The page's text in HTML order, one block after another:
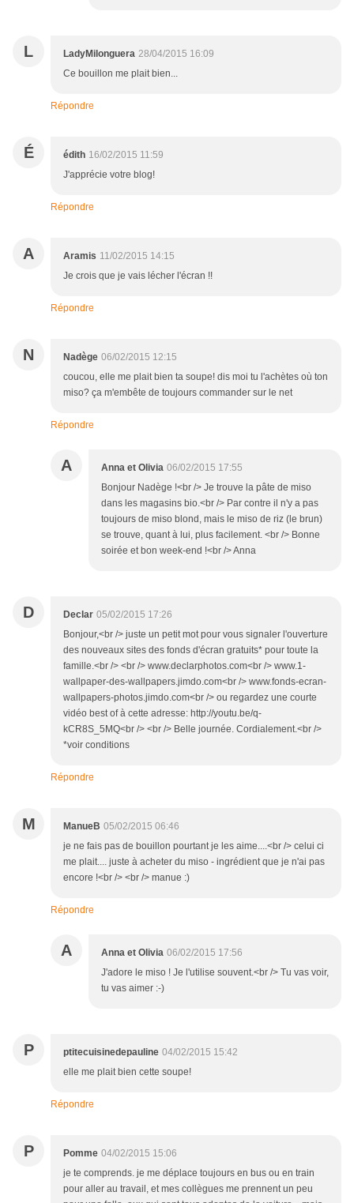
L LadyMilonguera 28/04/2015 16:09
Ce bouillon me plait bien...
Répondre
É édith 16/02/2015 11:59
J'apprécie votre blog!
Répondre
A Aramis 11/02/2015 14:15
Je crois que je vais lécher l'écran !!
Répondre
N Nadège 06/02/2015 12:15
coucou, elle me plait bien ta soupe! dis moi tu l'achètes où ton
miso? ça m'embête de toujours commander sur le net
Répondre
A Anna et Olivia 06/02/2015 17:55
Bonjour Nadège !<br /> Je trouve la pâte de miso
dans les magasins bio.<br /> Par contre il n'y a pas
toujours de miso blond, mais le miso de riz (le brun)
se trouve, quant à lui, plus facilement. <br /> Bonne
soirée et bon week-end !<br /> Anna
D Declar 05/02/2015 17:26
Bonjour,<br /> juste un petit mot pour vous signaler l'ouverture
des nouveaux sites des fonds d'écran gratuits* pour toute la
famille.<br /> <br /> www.declarphotos.com<br /> www.1-
wallpaper-des-wallpapers.jimdo.com<br /> www.fonds-ecran-
wallpapers-photos.jimdo.com<br /> ou regardez une courte
vidéo best of à cette adresse: http://youtu.be/q-
kCR8S_5MQ<br /> <br /> Belle journée. Cordialement.<br />
*voir conditions
Répondre
M ManueB 05/02/2015 06:46
je ne fais pas de bouillon pourtant je les aime....<br /> celui ci
me plait.... juste à acheter du miso - ingrédient que je n'ai pas
encore !<br /> <br /> manue :)
Répondre
A Anna et Olivia 06/02/2015 17:56
J'adore le miso ! Je l'utilise souvent.<br /> Tu vas voir,
tu vas aimer :-)
P ptitecuisinedepauline 04/02/2015 15:42
elle me plait bien cette soupe!
Répondre
P Pomme 04/02/2015 15:06
je te comprends. je me déplace toujours en bus ou en train
pour aller au travail, et mes collègues me prennent un peu